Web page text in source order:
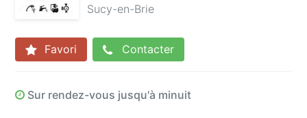
Sucy-en-Brie
Favori Contacter
Sur rendez-vous jusqu'à minuit